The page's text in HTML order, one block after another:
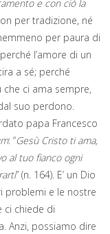
e con ciò la
per tradizione, né
per paura di
l’amore di un
a sé; perché
ci ama sempre,
suo perdono.
papa Francesco
: “Gesù Cristo ti ama,
al tuo fianco ogni
” (n. 164). E’ un Dio
problemi e le nostre
ci chiede di
Anzi, possiamo dire